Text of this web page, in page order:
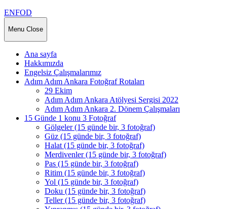
ENFOD
Menu Close
Ana sayfa
Hakkımızda
Engelsiz Çalışmalarımız
Adım Adım Ankara Fotoğraf Rotaları
29 Ekim
Adım Adım Ankara Atölyesi Sergisi 2022
Adım Adım Ankara 2. Dönem Çalışmaları
15 Günde 1 konu 3 Fotoğraf
Gölgeler (15 günde bir, 3 fotoğraf)
Güz (15 günde bir, 3 fotoğraf)
Halat (15 günde bir, 3 fotoğraf)
Merdivenler (15 günde bir, 3 fotoğraf)
Pas (15 günde bir, 3 fotoğraf)
Ritim (15 günde bir, 3 fotoğraf)
Yol (15 günde bir, 3 fotoğraf)
Doku (15 günde bir, 3 fotoğraf)
Teller (15 günde bir, 3 fotoğraf)